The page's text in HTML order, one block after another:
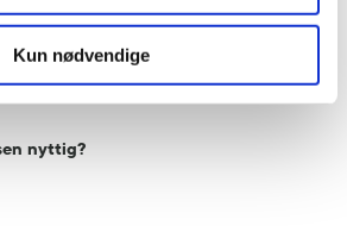
Kun nødvendige
vanskelig å få ut siste rest av kremen
nyttig?